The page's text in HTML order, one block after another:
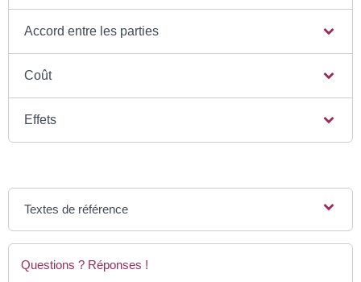
Accord entre les parties
Coût
Effets
Textes de référence
Questions ? Réponses !